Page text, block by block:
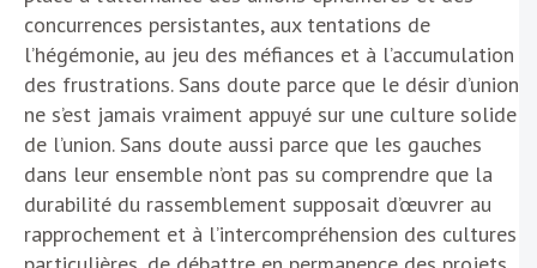
concurrences persistantes, aux tentations de
l’hégémonie, au jeu des méfiances et à l’accumulation
des frustrations. Sans doute parce que le désir d’union
ne s’est jamais vraiment appuyé sur une culture solide
de l’union. Sans doute aussi parce que les gauches
dans leur ensemble n’ont pas su comprendre que la
durabilité du rassemblement supposait d’œuvrer au
rapprochement et à l’intercompréhension des cultures